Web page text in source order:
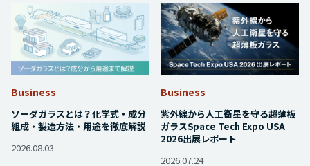
2024.11.27
Business
ソーダガラスとは？化学式・成分
組成・製造方法・用途を徹底解説
2026.08.03
Business
紫外線から人工衛星を守る超薄板
ガラス――Space Tech Expo USA
2026出展レポート
2026.07.24